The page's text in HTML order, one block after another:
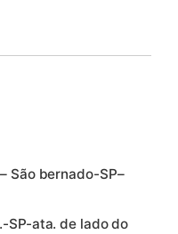
São bernado-SP–
SP-ata. de lado do